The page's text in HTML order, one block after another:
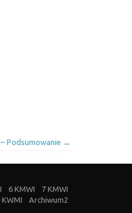
– Podsumowanie →
6 KMWI
7 KMWI
KWMI Archiwum2